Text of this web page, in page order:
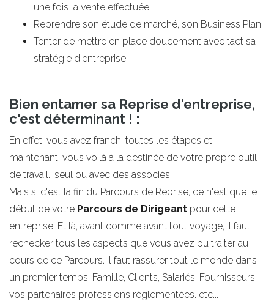
une fois la vente effectuée
Reprendre son étude de marché, son Business Plan
Tenter de mettre en place doucement avec tact sa
stratégie d'entreprise
Bien entamer sa Reprise d'entreprise,
c'est déterminant ! :
En effet, vous avez franchi toutes les étapes et
maintenant, vous voilà à la destinée de votre propre outil
de travail., seul ou avec des associés.
Mais si c'est la fin du Parcours de Reprise, ce n'est que le
début de votre Parcours de Dirigeant pour cette
entreprise. Et là, avant comme avant tout voyage, il faut
rechecker tous les aspects que vous avez pu traiter au
cours de ce Parcours. Il faut rassurer tout le monde dans
un premier temps, Famille, Clients, Salariés, Fournisseurs,
vos partenaires professions réglementées. etc...